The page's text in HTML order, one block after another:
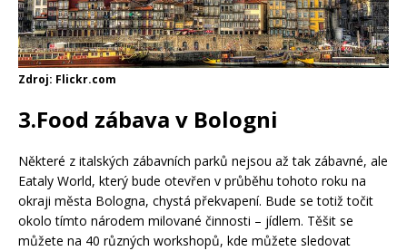
Zdroj: Flickr.com
3.Food zábava v Bologni
Některé z italských zábavních parků nejsou až tak zábavné, ale
Eataly World, který bude otevřen v průběhu tohoto roku na
okraji města Bologna, chystá překvapení. Bude se totiž točit
okolo tímto národem milované činnosti – jídlem. Těšit se
můžete na 40 různých workshopů, kde můžete sledovat